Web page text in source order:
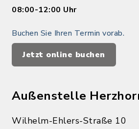
08:00-12:00 Uhr
Buchen Sie Ihren Termin vorab.
Jetzt online buchen
Außenstelle
Wilhelm-Ehlers-Straße 10